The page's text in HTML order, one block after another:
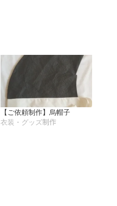
【ご依頼制作】烏帽子
衣装・グッズ制作